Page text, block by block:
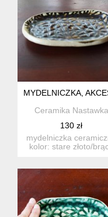
MYDELNICZKA,
Ceramika Nastawka
130 zł
mydelniczka
kolor: stare złoto/